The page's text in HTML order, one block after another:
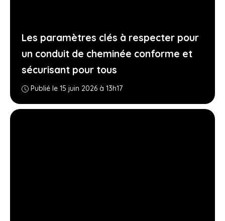
Les paramètres clés à respecter pour
un conduit de cheminée conforme et
sécurisant pour tous
Publié le 15 juin 2026 à 13h17